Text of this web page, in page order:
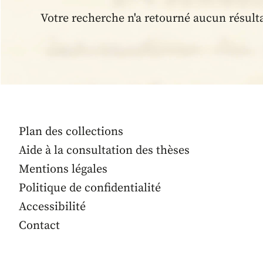
Votre recherche n'a retourné aucun
Plan des collections
Aide à la consultation des thèses
Mentions légales
Politique de confidentialité
Accessibilité
Contact